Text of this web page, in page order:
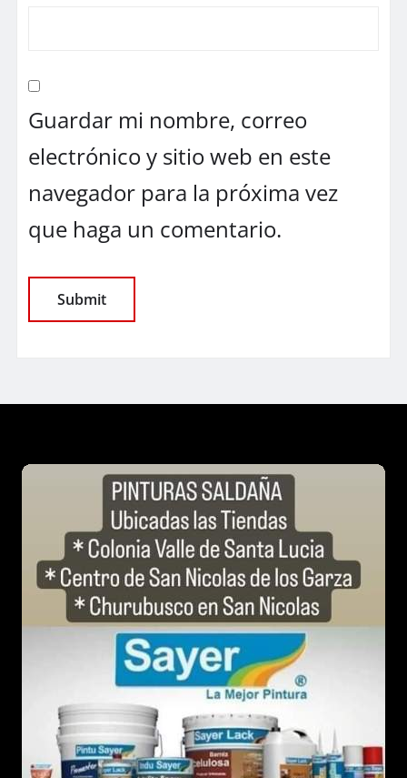
Guardar mi nombre, correo
electrónico y sitio web en este
navegador para la próxima vez
que haga un comentario.